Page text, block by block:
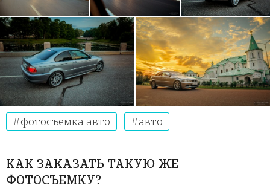
фотосъемка авто авто
КАК ЗАКАЗАТЬ ТАКУЮ ЖЕ
ФОТОСЪЕМКУ?